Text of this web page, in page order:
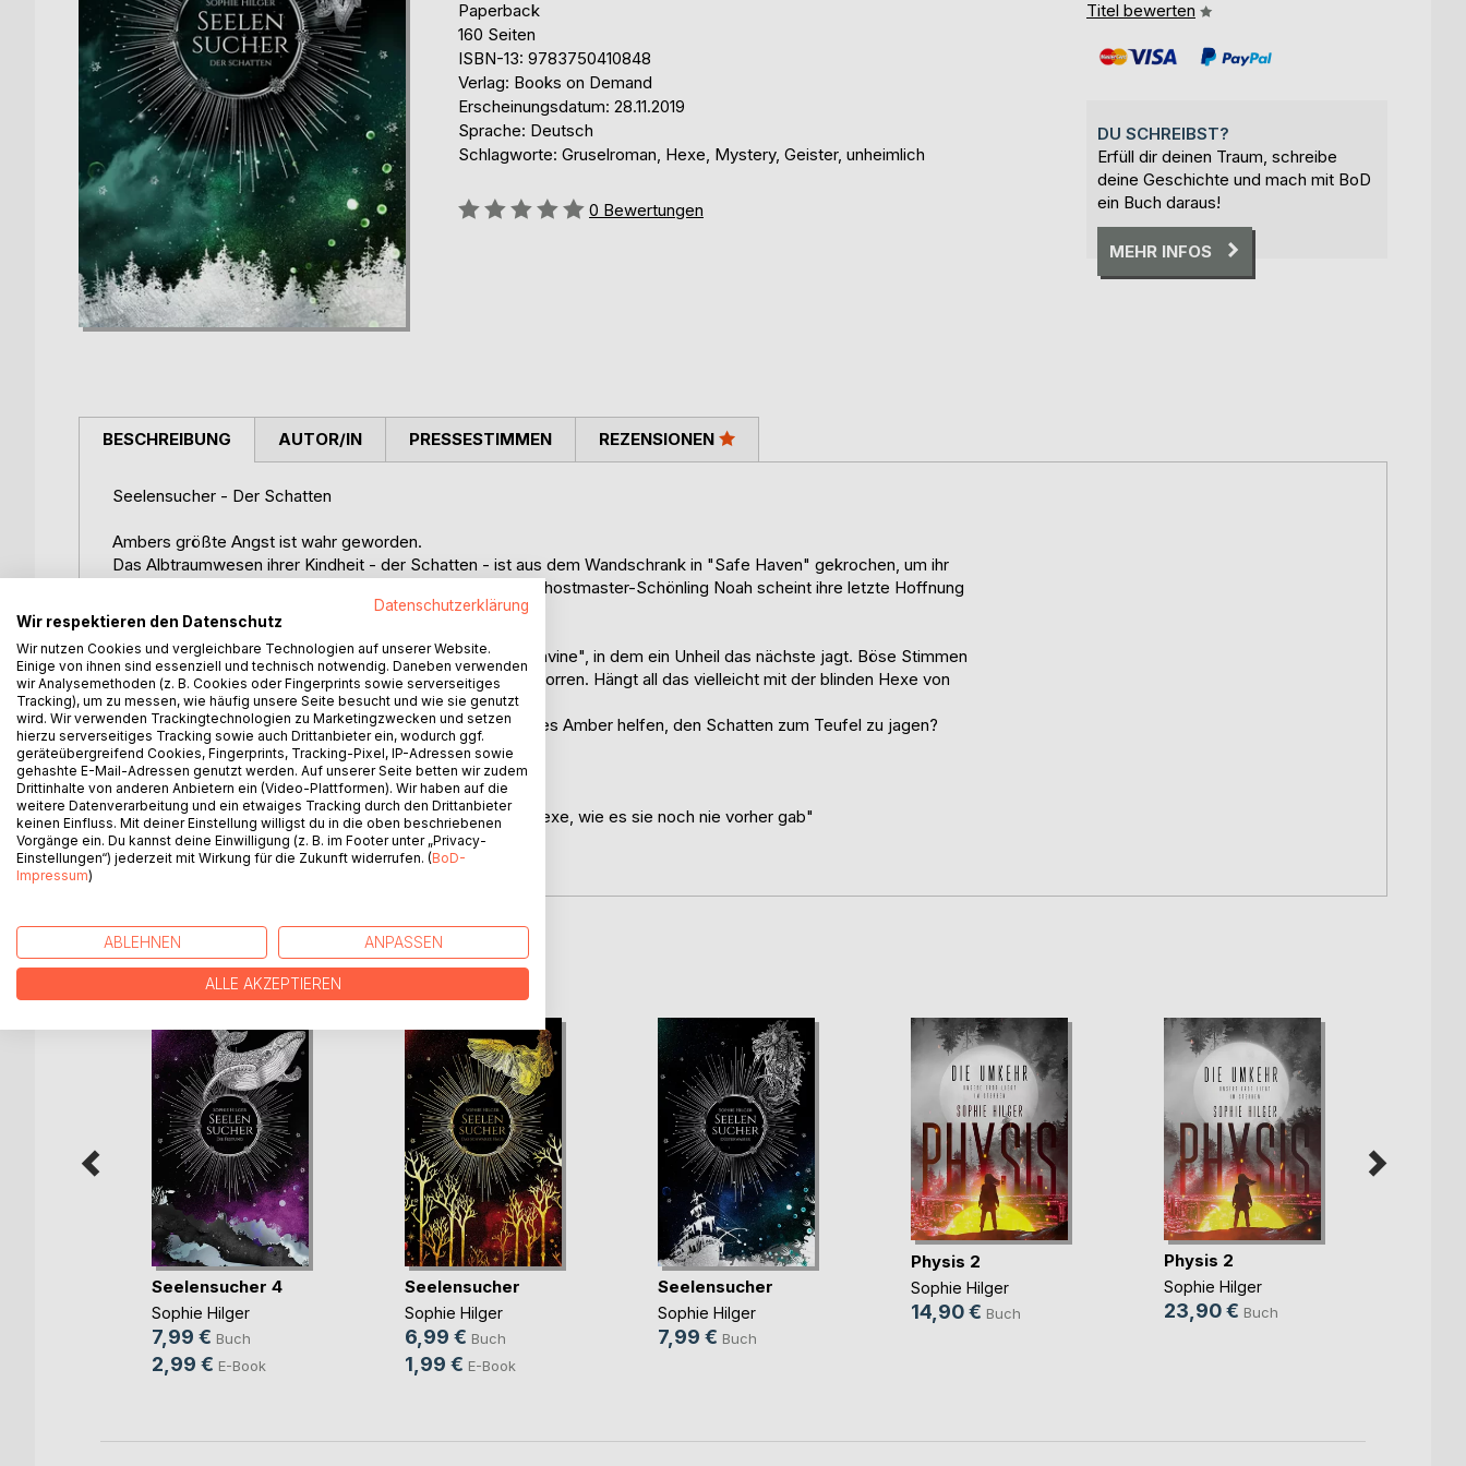
Paperback
160 Seiten
ISBN-13: 9783750410848
Verlag: Books on Demand
Erscheinungsdatum: 28.11.2019
Sprache: Deutsch
Schlagworte: Gruselroman, Hexe, Mystery, Geister, unheimlich
Bewertung::
0 Bewertungen
Titel bewerten
DU SCHREIBST?
Erfüll dir deinen Traum, schreibe
deine Geschichte und mach mit BoD
ein Buch daraus!
MEHR INFOS
BESCHREIBUNG
Seelensucher - Der Schatten
Ambers größte Angst ist wahr geworden.
Das Albtraumwesen ihrer Kindheit - der Schatten - ist aus dem Wandschrank in "Safe Haven" gekrochen, um ihr
nach Hause zu folgen. Und ausgerechnet der arrogante Ghostmaster-Schönling Noah scheint ihre letzte Hoffnung
zu sein, ihn wieder loszuwerden.
Die Spur führt die beiden in das schottische Dorf "Moonravine", in dem ein Unheil das nächste jagt. Böse Stimmen
flüstern im Wald, Vieh begeht Selbstmord und Ernten verdorren. Hängt all das vielleicht mit der blinden Hexe von
Moonravine zusammen?
Und sollte dieses Ungeheuer tatsächlich existieren, kann es Amber helfen, den Schatten zum Teufel zu jagen?
Blendende Unterhaltung für alle, die sich gern gruseln.
"Ein wenig wie ein düsteres Hänsel und Gretel mit einer Hexe, wie es sie noch nie vorher gab"
"Amber Woods in Höchstform"
AUTOR/IN PRESSESTIMMEN REZENSIONEN
WEITERE TITEL BEIBoD
Seelensucher 4
Sophie Hilger
7,99 € Buch
2,99 € E-Book
Seelensucher
Sophie Hilger
6,99 € Buch
1,99 € E-Book
Seelensucher
Sophie Hilger
7,99 € Buch
Physis 2
Sophie Hilger
14,90 € Buch
Physis 2
Sophie Hilger
23,90 € Buch
Datenschutzerklärung
Wir respektieren den Datenschutz
Wir nutzen Cookies und vergleichbare Technologien auf unserer Website.
Einige von ihnen sind essenziell und technisch notwendig. Daneben verwenden
wir Analysemethoden (z. B. Cookies oder Fingerprints sowie serverseitiges
Tracking), um zu messen, wie häufig unsere Seite besucht und wie sie genutzt
wird. Wir verwenden Trackingtechnologien zu Marketingzwecken und setzen
hierzu serverseitiges Tracking sowie auch Drittanbieter ein, wodurch ggf.
geräteübergreifend Cookies, Fingerprints, Tracking-Pixel, IP-Adressen sowie
gehashte E-Mail-Adressen genutzt werden. Auf unserer Seite betten wir zudem
Drittinhalte von anderen Anbietern ein (Video-Plattformen). Wir haben auf die
weitere Datenverarbeitung und ein etwaiges Tracking durch den Drittanbieter
keinen Einfluss. Mit deiner Einstellung willigst du in die oben beschriebenen
Vorgänge ein. Du kannst deine Einwilligung (z. B. im Footer unter „Privacy-
Einstellungen“) jederzeit mit Wirkung für die Zukunft widerrufen. (BoD-
Impressum)
ABLEHNEN ANPASSEN
ALLE AKZEPTIEREN